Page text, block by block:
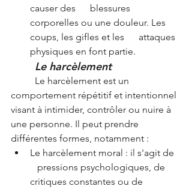
causer des      blessures
corporelles ou une douleur. Les
coups, les gifles et les      attaques
physiques en font partie.
Le harcèlement
comportement répétitif et intentionnel
visant à intimider, contrôler ou nuire à
une personne. Il peut prendre
différentes formes, notamment :
Le harcèlement moral : il s'agit de
   pressions psychologiques, de
critiques constantes ou de